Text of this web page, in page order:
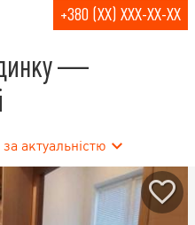
+380 (XX) XXX-XX-XX
—
за актуальністю